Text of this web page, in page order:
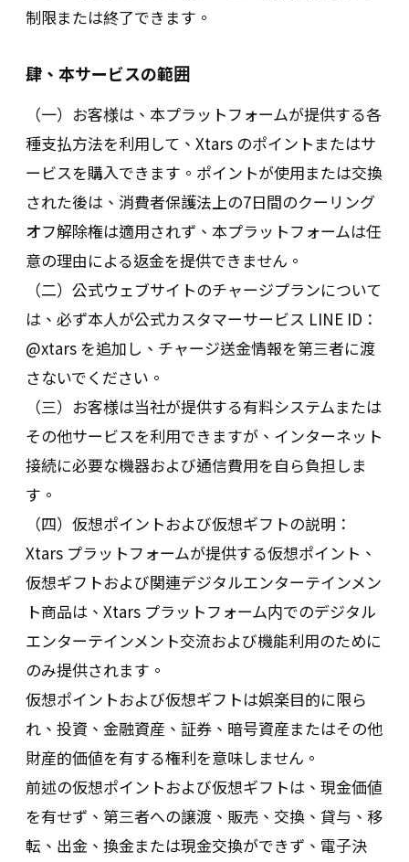
制限または終了できます。
肆、本サービスの範囲
（一）お客様は、本プラットフォームが提供する各
種支払方法を利用して、Xtars のポイントまたはサ
ービスを購入できます。ポイントが使用または交換
された後は、消費者保護法上の7日間のクーリング
オフ解除権は適用されず、本プラットフォームは任
意の理由による返金を提供できません。
（二）公式ウェブサイトのチャージプランについて
は、必ず本人が公式カスタマーサービス LINE ID：
@xtars を追加し、チャージ送金情報を第三者に渡
さないでください。
（三）お客様は当社が提供する有料システムまたは
その他サービスを利用できますが、インターネット
接続に必要な機器および通信費用を自ら負担しま
す。
（四）仮想ポイントおよび仮想ギフトの説明：
Xtars プラットフォームが提供する仮想ポイント、
仮想ギフトおよび関連デジタルエンターテインメン
ト商品は、Xtars プラットフォーム内でのデジタル
エンターテインメント交流および機能利用のために
のみ提供されます。
仮想ポイントおよび仮想ギフトは娯楽目的に限ら
れ、投資、金融資産、証券、暗号資産またはその他
財産的価値を有する権利を意味しません。
前述の仮想ポイントおよび仮想ギフトは、現金価値
を有せず、第三者への譲渡、販売、交換、貸与、移
転、出金、換金または現金交換ができず、電子決